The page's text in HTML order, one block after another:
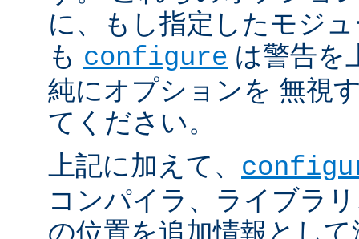
に、もし指定したモジ
も configure は警告を
純にオプションを 無視
てください。
上記に加えて、
コンパイラ、ライブラ
の位置を追加情報とし